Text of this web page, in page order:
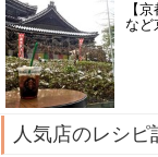
【
など
人気店のレシピ